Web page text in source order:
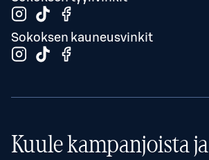
Sokoksen kauneusvinkit
Kuule kampanjoista ja